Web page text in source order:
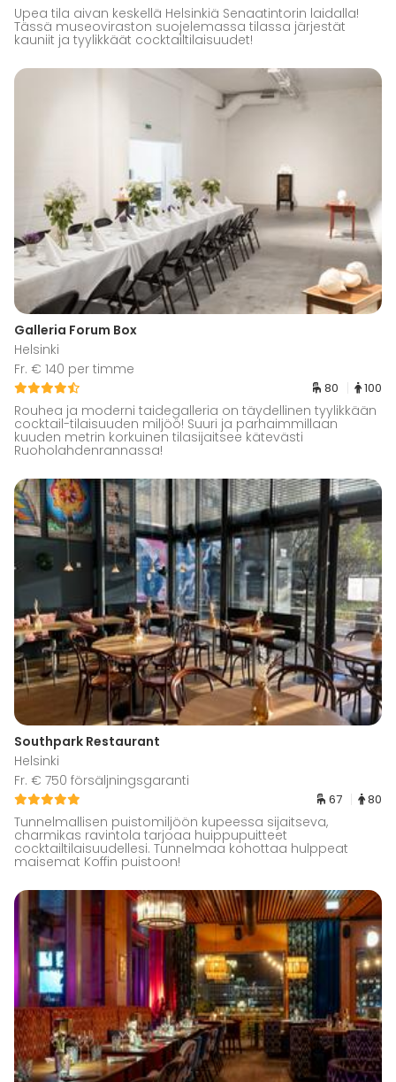
Upea tila aivan keskellä Helsinkiä Senaatintorin laidalla!
Tässä museoviraston suojelemassa tilassa järjestät
kauniit ja tyylikkäät cocktailtilaisuudet!
Galleria Forum Box
Helsinki
Fr. € 140 per timme
80 100
Rouhea ja moderni taidegalleria on täydellinen tyylikkään
cocktail-tilaisuuden miljöö! Suuri ja parhaimmillaan
kuuden metrin korkuinen tilasijaitsee kätevästi
Ruoholahdenrannassa!
Southpark Restaurant
Helsinki
Fr. € 750 försäljningsgaranti
67 80
Tunnelmallisen puistomiljöön kupeessa sijaitseva,
charmikas ravintola tarjoaa huippupuitteet
cocktailtilaisuudellesi. Tunnelmaa kohottaa hulppeat
maisemat Koffin puistoon!